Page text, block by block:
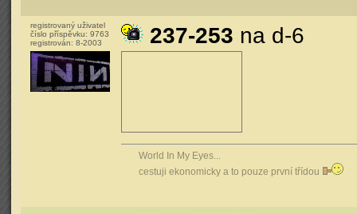
registrovaný uživatel
číslo příspěvku: 9763
registrován: 8-2003 237-253 na d-6
World In My Eyes...
cestuji ekonomicky a to pouze první třídou